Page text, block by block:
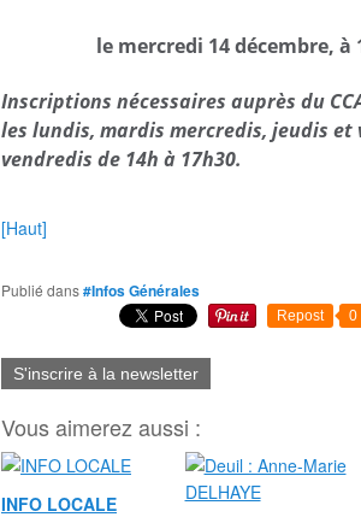
le mercredi 14 décembre, à
Inscriptions nécessaires auprès du
les lundis, mardis mercredis, jeudis et
vendredis de 14h à 17h30.
[Haut]
Publié dans#Infos Générales
Repost 0
S'inscrire à la newsletter
Vous aimerez aussi :
INFO LOCALE